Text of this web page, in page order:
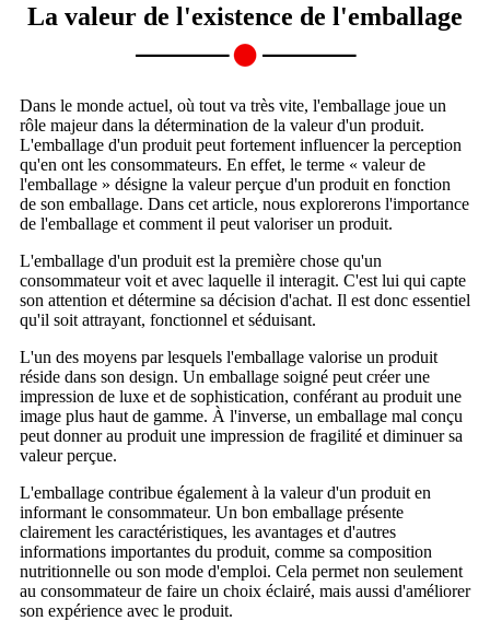
La valeur de l'existence de l'emballage
Dans le monde actuel, où tout va très vite, l'emballage joue un
rôle majeur dans la détermination de la valeur d'un produit.
L'emballage d'un produit peut fortement influencer la perception
qu'en ont les consommateurs. En effet, le terme « valeur de
l'emballage » désigne la valeur perçue d'un produit en fonction
de son emballage. Dans cet article, nous explorerons l'importance
de l'emballage et comment il peut valoriser un produit.
L'emballage d'un produit est la première chose qu'un
consommateur voit et avec laquelle il interagit. C'est lui qui capte
son attention et détermine sa décision d'achat. Il est donc essentiel
qu'il soit attrayant, fonctionnel et séduisant.
L'un des moyens par lesquels l'emballage valorise un produit
réside dans son design. Un emballage soigné peut créer une
impression de luxe et de sophistication, conférant au produit une
image plus haut de gamme. À l'inverse, un emballage mal conçu
peut donner au produit une impression de fragilité et diminuer sa
valeur perçue.
L'emballage contribue également à la valeur d'un produit en
informant le consommateur. Un bon emballage présente
clairement les caractéristiques, les avantages et d'autres
informations importantes du produit, comme sa composition
nutritionnelle ou son mode d'emploi. Cela permet non seulement
au consommateur de faire un choix éclairé, mais aussi d'améliorer
son expérience avec le produit.